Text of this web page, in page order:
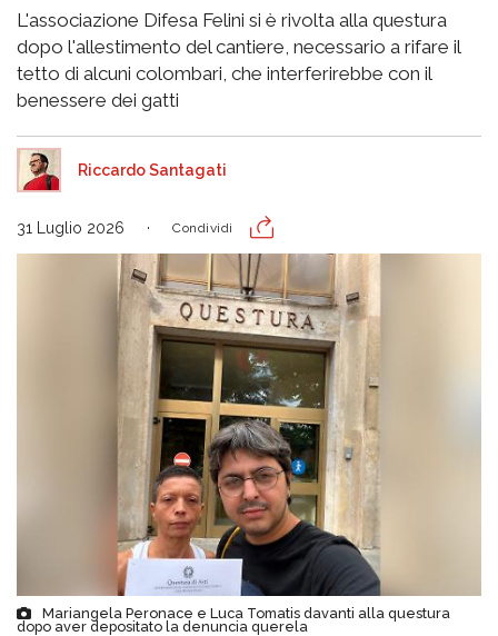
L'associazione Difesa Felini si è rivolta alla questura
dopo l'allestimento del cantiere, necessario a rifare il
tetto di alcuni colombari, che interferirebbe con il
benessere dei gatti
Riccardo Santagati
31 Luglio 2026 Condividi
Mariangela Peronace e Luca Tomatis davanti alla questura
dopo aver depositato la denuncia querela